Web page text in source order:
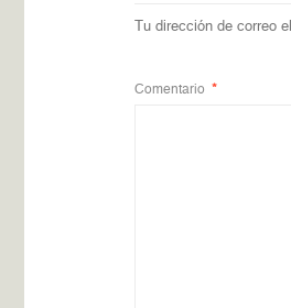
Tu dirección de correo
Comentario *